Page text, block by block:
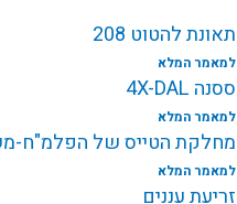
תאונת להטוט 208
למאמר המלא
ססנה 4X-DAL
למאמר המלא
מחלקת הטייס של הפלמ"ח-
למאמר המלא
זריעת עננים